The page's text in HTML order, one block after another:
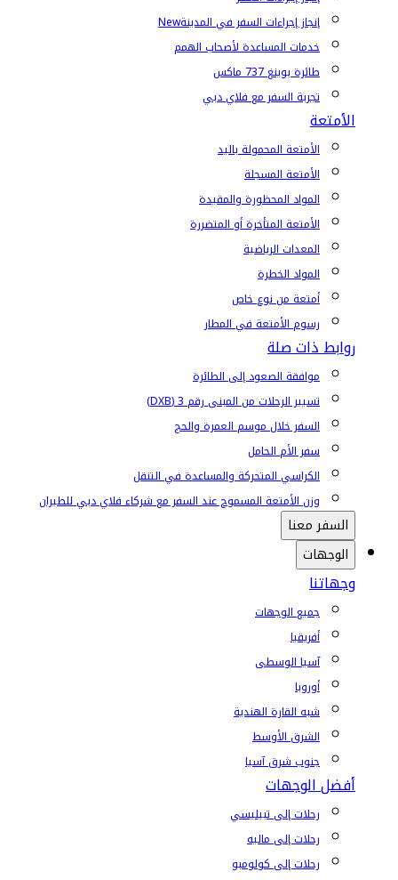
إنجاز إجراءات السفر في المدينةNew
خدمات المساعدة لأصحاب الهمم
طائرة بوينغ 737 ماكس
تجربة السفر مع فلاي دبي
الأمتعة
الأمتعة المحمولة باليد
الأمتعة المسجلة
المواد المحظورة والمقيدة
الأمتعة المتأخرة أو المتضررة
المعدات الرياضية
المواد الخطرة
أمتعة من نوع خاص
رسوم الأمتعة في المطار
روابط ذات صلة
موافقة الصعود إلى الطائرة
تسيير الرحلات من المبنى رقم 3 (DXB)
السفر خلال موسم العمرة والحج
سفر الأم الحامل
الكراسي المتحركة والمساعدة في التنقل
وزن الأمتعة المسموح عند السفر مع شركاء فلاي دبي للطيران
السفر معنا
الوجهات
وجهاتنا
جميع الوجهات
أفريقيا
آسيا الوسطى
أوروبا
شبه القارة الهندية
الشرق الأوسط
جنوب شرق آسيا
أفضل الوجهات
رحلات إلى تبيليسي
رحلات إلى ماليه
رحلات إلى كولومبو